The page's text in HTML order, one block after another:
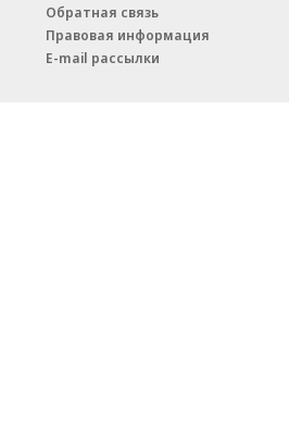
Обратная связь
Правовая информация
E-mail рассылки